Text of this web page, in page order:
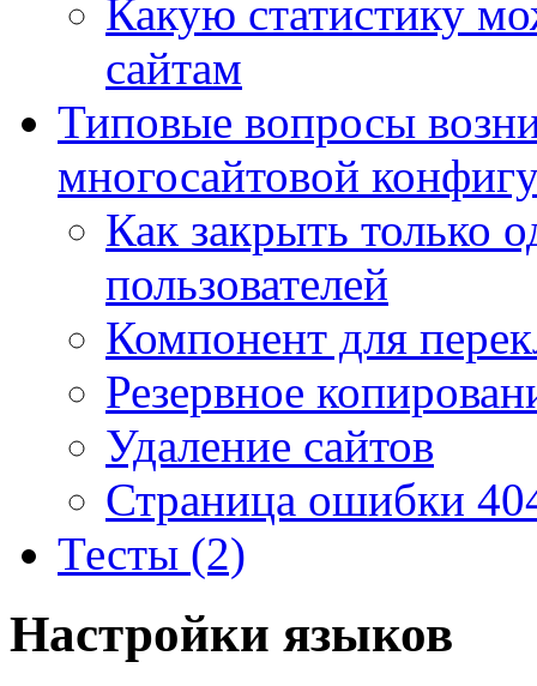
Какую статистику
сайтам
Типовые вопросы
многосайтовой
Как закрыть только
пользователей
Компонент для
Резервное
Удаление сайтов
Страница ошибки
Тесты (2)
Настройки языков